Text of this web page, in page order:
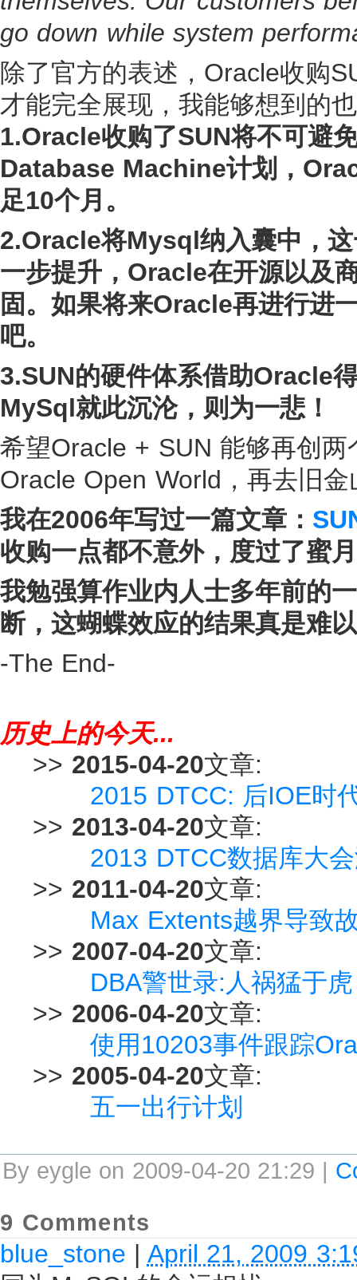
go down while system
除了官方的表述，Oracle收购
才能完全展现，我能够想到的
1.Oracle收购了SUN将不可避
Database Machine计划，
足10个月。
2.Oracle将Mysql纳入囊中，
一步提升，Oracle在开源以及
固。如果将来Oracle再进行进
吧。
3.SUN的硬件体系借助Oracle
MySql就此沉沦，则为一悲！
希望Oracle + SUN 能够再创
Oracle Open World，再去旧
我在2006年写过一篇文章：
收购一点都不意外，度过了蜜
我勉强算作业内人士多年前的
断，这蝴蝶效应的结果真是难
-The End-
历史上的今天...
>> 2015-04-20文章:
2015 DTCC: 后IOE时
>> 2013-04-20文章:
2013 DTCC数据库大
>> 2011-04-20文章:
Max Extents越界导致
>> 2007-04-20文章:
DBA警世录:人祸猛于虎
>> 2006-04-20文章:
使用10203事件跟踪
>> 2005-04-20文章:
五一出行计划
By eygle on 2009-04-20 21:29 |
9 Comments
blue_stone | April 21, 2009